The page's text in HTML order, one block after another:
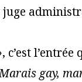
juge
c’est l’entrée
gay,